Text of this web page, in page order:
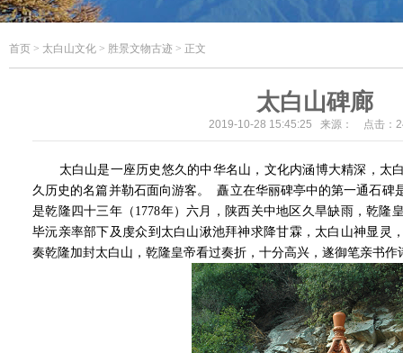
首页 > 太白山文化 > 胜景文物古迹 > 正文
太白山碑廊
2019-10-28 15:45:25 来源： 点击：
太白山是一座历史悠久的中华名山，文化内涵博大精深，太
久历史的名篇并勒石面向游客。 矗立在华丽碑亭中的第一通石碑
是乾隆四十三年（1778年）六月，陕西关中地区久旱缺雨，乾隆
毕沅亲率部下及虔众到太白山湫池拜神求降甘霖，太白山神显灵
奏乾隆加封太白山，乾隆皇帝看过奏折，十分高兴，遂御笔亲书作